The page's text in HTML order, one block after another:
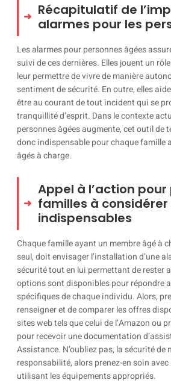
Récapitulatif de
alarmes pour les
Les alarmes pour personnes âgées
suivi de ces dernières. Elles jouent un
leur permettre de vivre de manière
sentiment de sécurité. En outre, elles
être au courant de tout incident qui se
tranquillité d’esprit. Dans le contexte
personnes âgées augmente, cet outil de
donc indispensable pour chaque famille
âgés à charge.
Appel à l’action pour
familles à considérer
indispensables
Chaque famille ayant un membre âgé à
seul, doit envisager l’installation d’une
sécurité tout en lui permettant de rester
options sont disponibles pour répondre
spécifiques de chaque individu. Alors,
renseigner et de comparer les offres
sites web tels que celui de l’Amazon ou
pour recevoir une documentation
Assistance. N’oubliez pas, la sécurité de
responsabilité, alors prenez-en soin
utilisant les équipements appropriés.